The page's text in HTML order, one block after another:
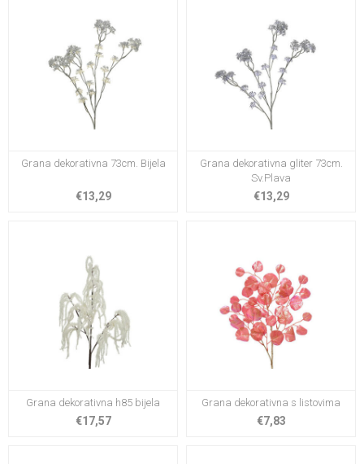
Grana dekorativna 73cm. Bijela
€13,29
Grana dekorativna gliter 73cm.
Sv.Plava
€13,29
Grana dekorativna h85 bijela
€17,57
Grana dekorativna s listovima
€7,83